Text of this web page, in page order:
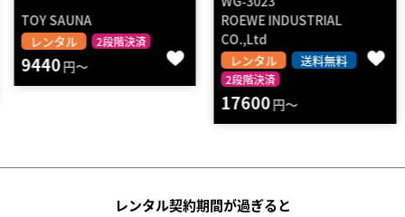
TOY SAUNA
レンタル 2段階決済
9440円～
ROEWE INDUSTRIAL
CO.,Ltd
レンタル 送料無料
2段階決済
17600円～
レンタル契約期間が過ぎると